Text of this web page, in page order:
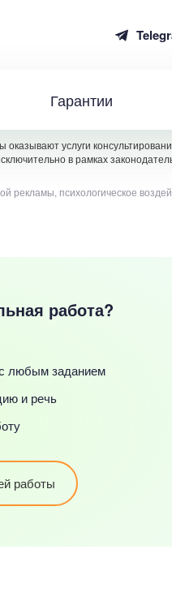
Гарантии
услуги
в рамках
рекламы, психологическое
работа?
любым заданием
и речь
работы